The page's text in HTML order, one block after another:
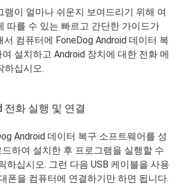
램이 얼마나 쉬운지 보여드리기 위해 여
따를 수 있는 빠르고 간단한 가이드가
서 컴퓨터에 FoneDog Android 데이터 복
설치하고 Android 장치에 대한 전화 메
하십시오.
전화 실행 및 연결
Android 데이터 복구 소프트웨어를 성
하여 설치한 후 프로그램을 실행할 수
하십시오. 그런 다음 USB 케이블을 사용
폰을 컴퓨터에 연결하기만 하면 됩니다.